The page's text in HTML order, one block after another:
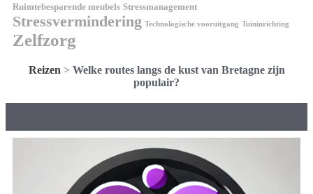
Ruimtebesparende meubels Stressmanagement
Stressvermindering Technologische vooruitgang Tuininrichting
Zelfzorg
Reizen > Welke routes langs de kust van Bretagne zijn
populair?